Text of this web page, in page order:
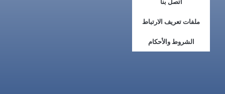
ملفات تعريف الارتباط
الشروط والأحكام